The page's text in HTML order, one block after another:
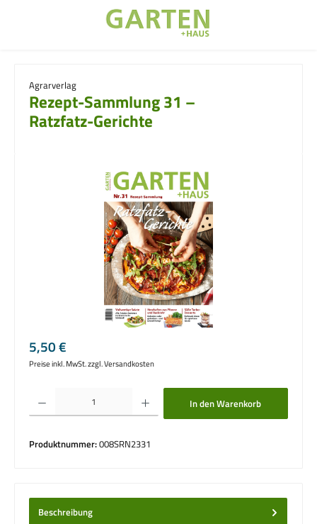
Agrarverlag
Rezept-Sammlung 31 –
Ratzfatz-Gerichte
Bildergalerie überspringen
Regulärer Preis:
5,50 €
Preise inkl. MwSt. zzgl. Versandkosten
Produkt Anzahl: Gib den gewünschten Wert ein oder benutze die Schaltflächen um
In den Warenkorb
Produktnummer:008SRN2331
Beschreibung